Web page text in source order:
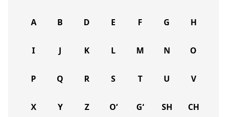
A B D E F G H
I J K L M N O
P Q R S T U V
X Y Z O‘ G‘ SH CH